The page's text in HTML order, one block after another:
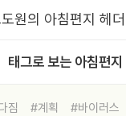
태그로 보는 아침편지
짐 #계획 #바이러스